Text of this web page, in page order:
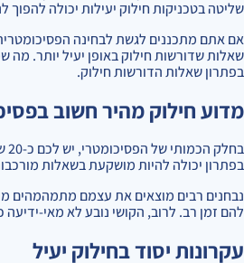
שליטה בטכניקות חילוק יעילות יכולה להפוך
אם אתם מתכננים לגשת לבחינה
שאלות שדורשות חילוק באופן יעיל יותר. מה
בפתרון שאלות הדורשות חילוק.
מדוע חילוק מהיר חשוב
בפתרון יכולה להיות מושקעת בשאלות
נבחנים רבים מוצאים את עצמם מתמהמהים
להם זמן רב. לרוב, הקושי נובע לא מאי-
עקרונות יסוד בחילוק יעיל